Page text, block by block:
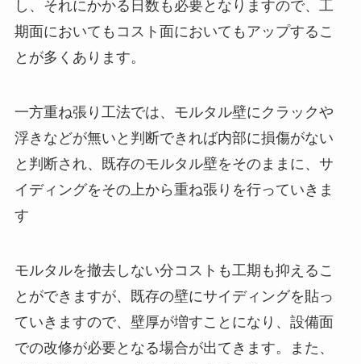
し、それにかかる日数も必要となりますので、工
期面においてもコスト面においてもアップするこ
とが多くあります。
一方重ね張り工法では、モルタル壁にクラックや
浮きなどが無いと判断できれば内部に損傷がない
と判断され、既存のモルタル壁をそのままに、サ
イディングをその上から重ね張りを行っていきま
す
モルタルを撤去しない分コストも工期も抑えるこ
とができますが、既存の壁にサイディングを貼っ
ていきますので、壁厚が増すことになり、設備面
での改修が必要となる場合が出てきます。また、